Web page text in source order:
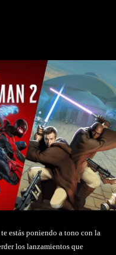
estás poniendo a tono con la
los lanzamientos que